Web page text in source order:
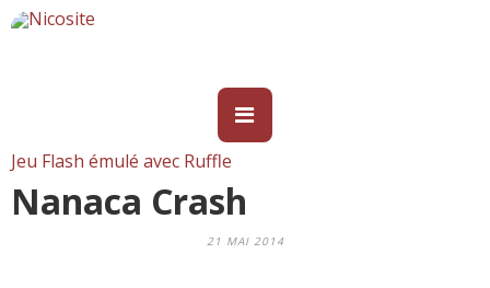
Jeu Flash émulé avec Ruffle
Nanaca Crash
21 MAI 2014